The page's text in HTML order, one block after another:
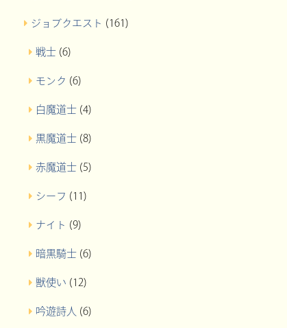
ジョブクエスト (161)
戦士 (6)
モンク (6)
白魔道士 (4)
黒魔道士 (8)
赤魔道士 (5)
シーフ (11)
ナイト (9)
暗黒騎士 (6)
獣使い (12)
吟遊詩人 (6)